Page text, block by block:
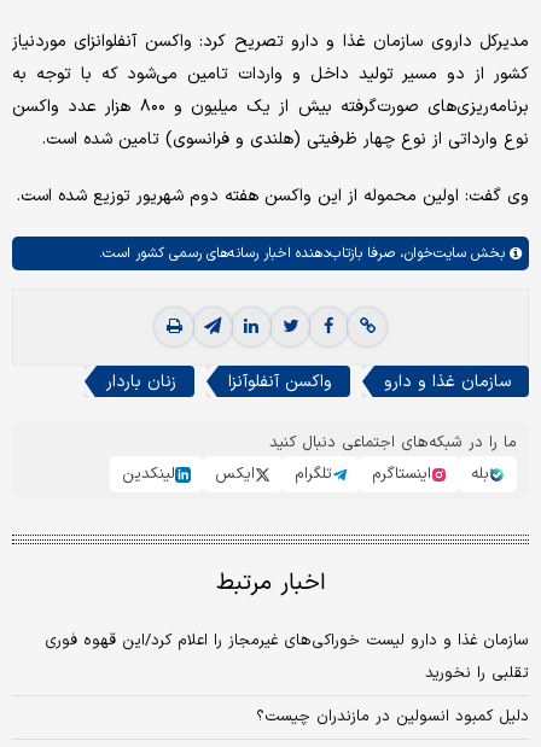
مدیرکل داروی سازمان غذا و دارو تصریح کرد: واکسن آنفلوانزای موردنیاز
کشور از دو مسیر تولید داخل و واردات تامین می‌شود که با توجه به
برنامه‌ریزی‌های صورت‌گرفته بیش از یک میلیون و ۸۰۰ هزار عدد واکسن
نوع وارداتی از نوع چهار ظرفیتی (هلندی و فرانسوی) تامین شده است.
وی گفت: اولین محموله از این واکسن هفته دوم شهریور توزیع شده است.
بخش سایت‌خوان، صرفا بازتاب‌دهنده اخبار رسانه‌های رسمی کشور است.
سازمان غذا و دارو واکسن آنفلوآنزا زنان باردار
ما را در شبکه‌های اجتماعی دنبال کنید
بله
اینستاگرم تلگرام ایکس لینکدین
اخبار مرتبط
سازمان غذا و دارو لیست خوراکی‌های غیرمجاز را اعلام کرد/این قهوه فوری
تقلبی را نخورید
دلیل کمبود انسولین در مازندران چیست؟